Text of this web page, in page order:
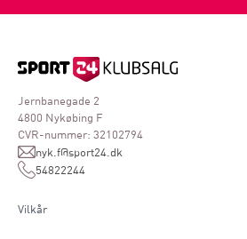
Jernbanegade 2
4800 Nykøbing F
CVR-nummer: 32102794
nyk.f@sport24.dk
54822244
Vilkår